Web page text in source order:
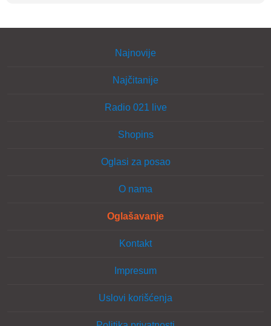
Najnovije
Najčitanije
Radio 021 live
Shopins
Oglasi za posao
O nama
Oglašavanje
Kontakt
Impresum
Uslovi korišćenja